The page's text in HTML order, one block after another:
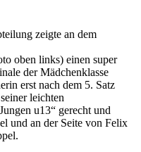
zeigte an dem
oben links) einen super
der Mädchenklasse
erst nach dem 5. Satz
leichten
u13“ gerecht und
und an der Seite von Felix